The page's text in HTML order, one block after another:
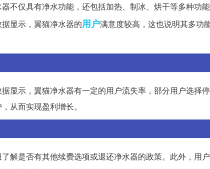
不仅具有净水功能，还包括加热、制冰、烘干等多种功
显示，翼猫净水器的用户满意度较高，这也说明其多功
显示，翼猫净水器有一定的用户流失率，部分用户选择
从而实现盈利增长。
解是否有其他续费选项或退还净水器的政策。此外，用